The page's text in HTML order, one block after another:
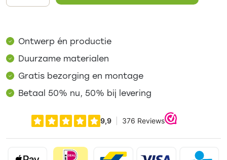
Ontwerp én productie
Duurzame materialen
Gratis bezorging en montage
Betaal 50% nu, 50% bij levering